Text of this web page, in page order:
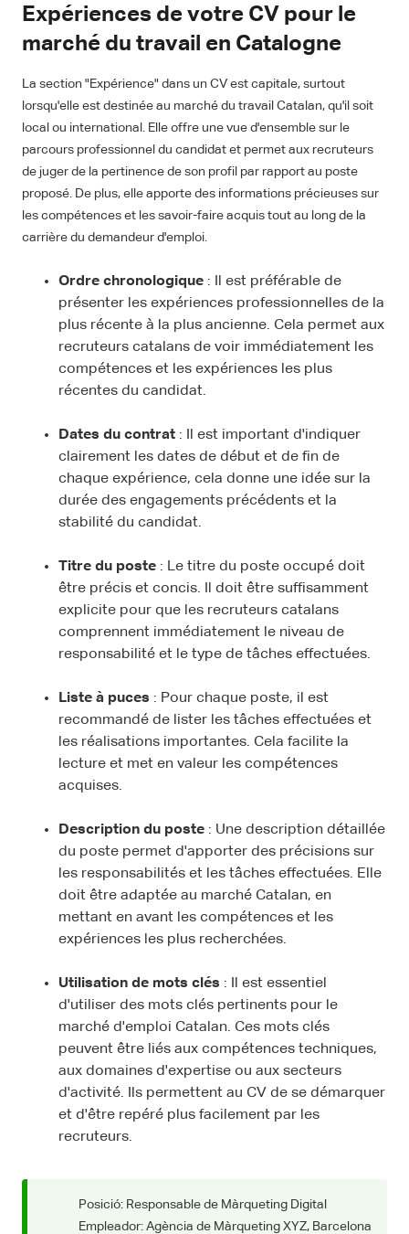
Expériences de votre CV pour le
marché du travail en Catalogne
La section "Expérience" dans un CV est capitale, surtout
lorsqu'elle est destinée au marché du travail Catalan, qu'il soit
local ou international. Elle offre une vue d'ensemble sur le
parcours professionnel du candidat et permet aux recruteurs
de juger de la pertinence de son profil par rapport au poste
proposé. De plus, elle apporte des informations précieuses sur
les compétences et les savoir-faire acquis tout au long de la
carrière du demandeur d'emploi.
Ordre chronologique : Il est préférable de
présenter les expériences professionnelles de la
plus récente à la plus ancienne. Cela permet aux
recruteurs catalans de voir immédiatement les
compétences et les expériences les plus
récentes du candidat.
Dates du contrat : Il est important d'indiquer
clairement les dates de début et de fin de
chaque expérience, cela donne une idée sur la
durée des engagements précédents et la
stabilité du candidat.
Titre du poste : Le titre du poste occupé doit
être précis et concis. Il doit être suffisamment
explicite pour que les recruteurs catalans
comprennent immédiatement le niveau de
responsabilité et le type de tâches effectuées.
Liste à puces : Pour chaque poste, il est
recommandé de lister les tâches effectuées et
les réalisations importantes. Cela facilite la
lecture et met en valeur les compétences
acquises.
Description du poste : Une description détaillée
du poste permet d'apporter des précisions sur
les responsabilités et les tâches effectuées. Elle
doit être adaptée au marché Catalan, en
mettant en avant les compétences et les
expériences les plus recherchées.
Utilisation de mots clés : Il est essentiel
d'utiliser des mots clés pertinents pour le
marché d'emploi Catalan. Ces mots clés
peuvent être liés aux compétences techniques,
aux domaines d'expertise ou aux secteurs
d'activité. Ils permettent au CV de se démarquer
et d'être repéré plus facilement par les
recruteurs.
Posició: Responsable de Màrqueting Digital
Empleador: Agència de Màrqueting XYZ, Barcelona